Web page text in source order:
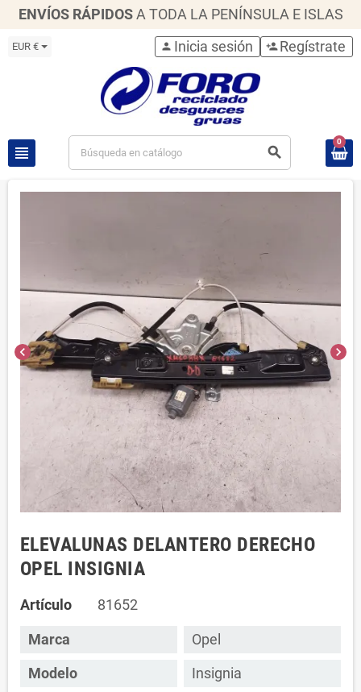
ENVÍOS RÁPIDOS A TODA LA PENÍNSULA E ISLAS
EUR €
view_headline search
person Inicia sesión person_add Regístrate
0
chevron_left chevron_right
ELEVALUNAS DELANTERO DERECHO
OPEL INSIGNIA
Artículo 81652
Marca
Opel
Modelo
Insignia